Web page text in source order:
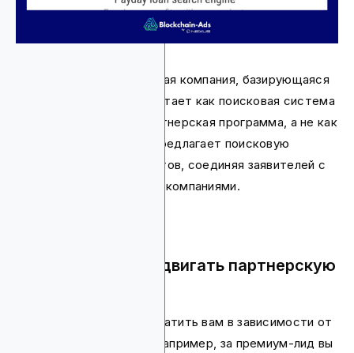
Volsor — нефинансируемая компания, базирующаяся
в Праге, Чехия. Она работает как поисковая система
срочных кредитов и партнерская программа, а не как
прямой кредитор. Она предлагает поисковую
систему срочных кредитов, соединяя заявителей с
различными кредитными компаниями.
Почему стоит продвигать партнерскую
Эта платформа будет платить вам в зависимости от
качества вашего лида. Например, за премиум-лид вы